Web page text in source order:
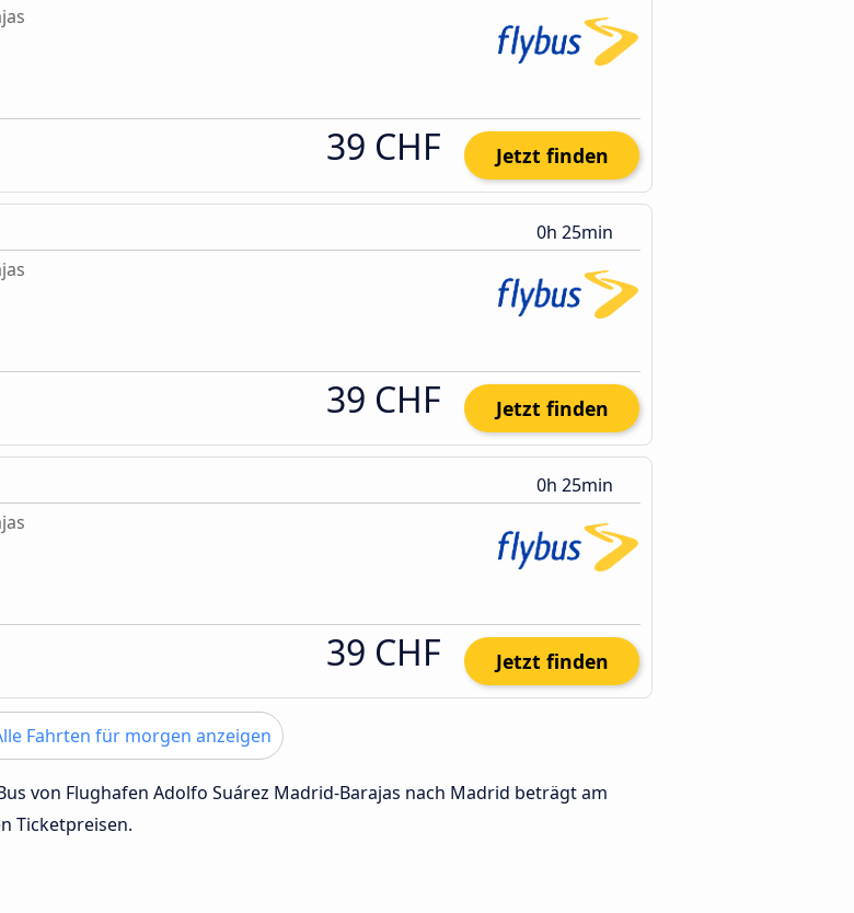
39 CHF Jetzt finden
0h 25min
39 CHF Jetzt finden
0h 25min
39 CHF Jetzt finden
Fahrten für morgen anzeigen
von Flughafen Adolfo Suárez Madrid-Barajas nach Madrid beträgt am
Ticketpreisen.